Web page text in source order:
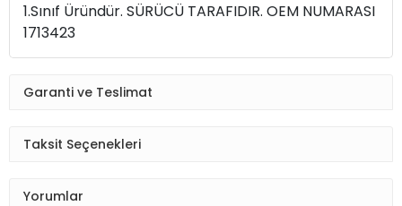
1.Sınıf Üründür. SÜRÜCÜ TARAFIDIR. OEM NUMARASI
1713423
Garanti ve Teslimat
Taksit Seçenekleri
Yorumlar